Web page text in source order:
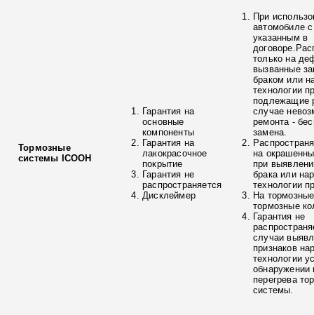
Тормозные
системы ICOOH
Гарантия на
основные
компоненты
Гарантия на
лакокрасочное
покрытие
Гарантия не
распространяется
Дисклеймер
При
автомобиле
указанным в
только на
вызванные
браком или
технологии
подлежащие
случае
ремонта -
замена.
на
при
брака или
технологии
На
тормозные
Гарантия не
случаи
признаков
технологии
обнаружении
перегрева
системы.